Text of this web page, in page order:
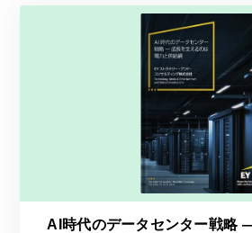
AI時代のデータセンター戦略